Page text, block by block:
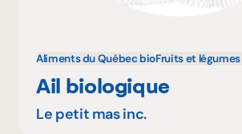
Aliments du Québec bioFruits et
Ail biologique
Le petit mas inc.